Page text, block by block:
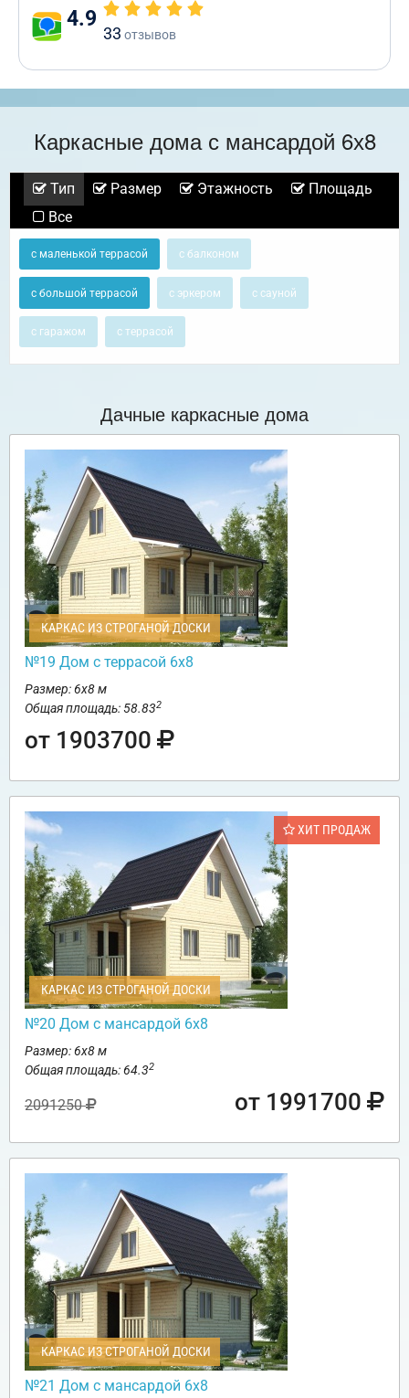
4.9
33 отзывов
Каркасные дома с мансардой 6х8
Тип Размер Этажность
Площадь
Все
с маленькой террасой с балконом
с большой террасой с эркером с сауной
с гаражом с террасой
Дачные каркасные дома
КАРКАС ИЗ СТРОГАНОЙ ДОСКИ
№19 Дом с террасой 6х8
Размер: 6х8 м
Общая площадь: 58.832
от 1903700
ХИТ ПРОДАЖ
КАРКАС ИЗ СТРОГАНОЙ ДОСКИ
№20 Дом с мансардой 6х8
Размер: 6х8 м
Общая площадь: 64.32
2091250 от 1991700
КАРКАС ИЗ СТРОГАНОЙ ДОСКИ
№21 Дом с мансардой 6х8